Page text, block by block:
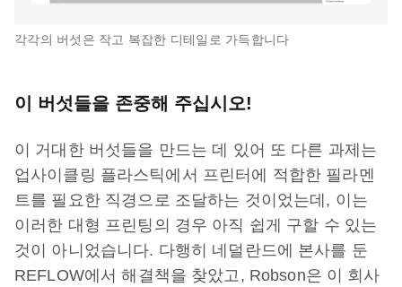
각각의 버섯은 작고 복잡한 디테일로 가득합니다
이 버섯들을 존중해 주십시오!
이 거대한 버섯들을 만드는 데 있어 또 다른 과제는
업사이클링 플라스틱에서 프린터에 적합한 필라멘
트를 필요한 직경으로 조달하는 것이었는데, 이는
이러한 대형 프린팅의 경우 아직 쉽게 구할 수 있는
것이 아니었습니다. 다행히 네덜란드에 본사를 둔
REFLOW에서 해결책을 찾았고, Robson은 이 회사